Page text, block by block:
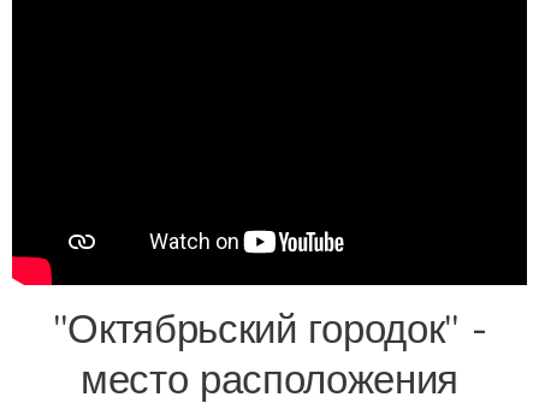
"Октябрьский городок" -
место расположения